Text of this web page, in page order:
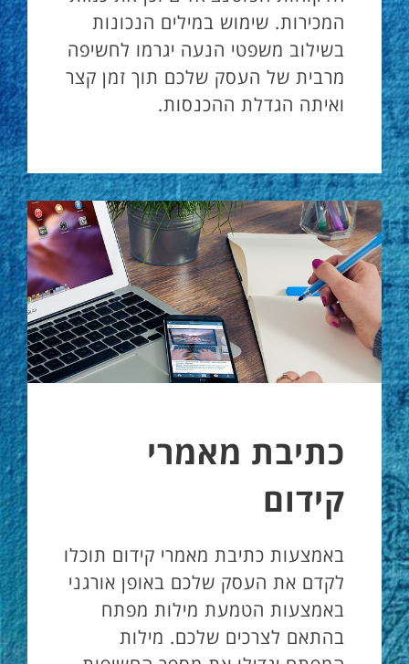
המכירות. שימוש במילים הנכונות
בשילוב משפטי הנעה יגרמו לחשיפה
מרבית של העסק שלכם תוך זמן קצר
ואיתה הגדלת ההכנסות.
כתיבת מאמרי
קידום
באמצעות כתיבת מאמרי קידום תוכלו
לקדם את העסק שלכם באופן אורגני
באמצעות הטמעת מילות מפתח
בהתאם לצרכים שלכם. מילות